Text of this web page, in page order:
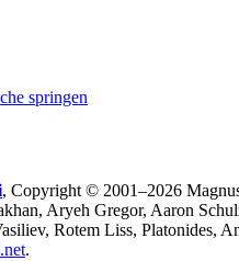
springen
, Copyright © 2001–2026
Aryeh Gregor, Aaron
Rotem Liss, Platonides,
.